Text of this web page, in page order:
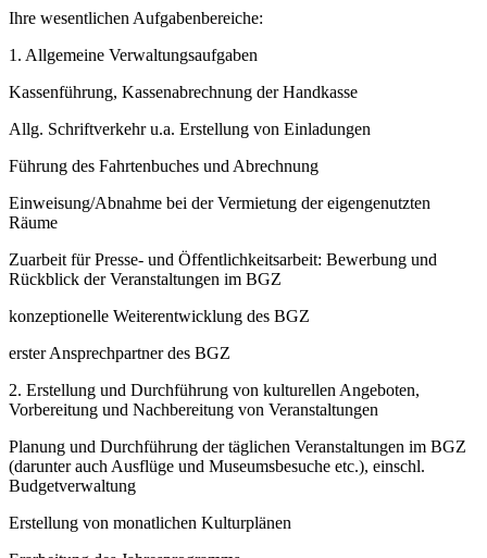
Ihre wesentlichen Aufgabenbereiche:
1. Allgemeine Verwaltungsaufgaben
Kassenführung, Kassenabrechnung der Handkasse
Allg. Schriftverkehr u.a. Erstellung von Einladungen
Führung des Fahrtenbuches und Abrechnung
Einweisung/Abnahme bei der Vermietung der eigengenutzten
Räume
Zuarbeit für Presse- und Öffentlichkeitsarbeit: Bewerbung und
Rückblick der Veranstaltungen im BGZ
konzeptionelle Weiterentwicklung des BGZ
erster Ansprechpartner des BGZ
2. Erstellung und Durchführung von kulturellen Angeboten,
Vorbereitung und Nachbereitung von Veranstaltungen
Planung und Durchführung der täglichen Veranstaltungen im BGZ
(darunter auch Ausflüge und Museumsbesuche etc.), einschl.
Budgetverwaltung
Erstellung von monatlichen Kulturplänen